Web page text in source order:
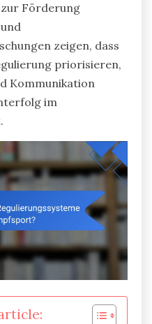
Förderung
zeigen, dass
priorisieren,
Kommunikation
im